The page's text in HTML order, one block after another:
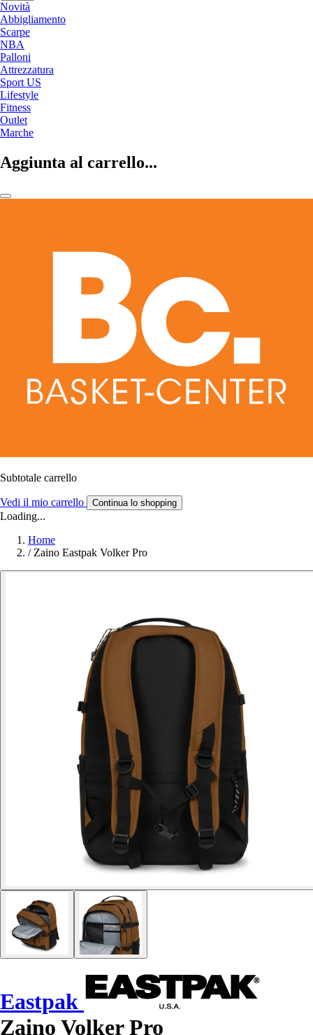
Novità
Abbigliamento
Scarpe
NBA
Palloni
Attrezzatura
Sport US
Lifestyle
Fitness
Outlet
Marche
Aggiunta al carrello...
Subtotale carrello
Vedi il mio carrello Continua lo shopping
Loading...
Home
/ Zaino Eastpak Volker Pro
Eastpak
Zaino Volker Pro